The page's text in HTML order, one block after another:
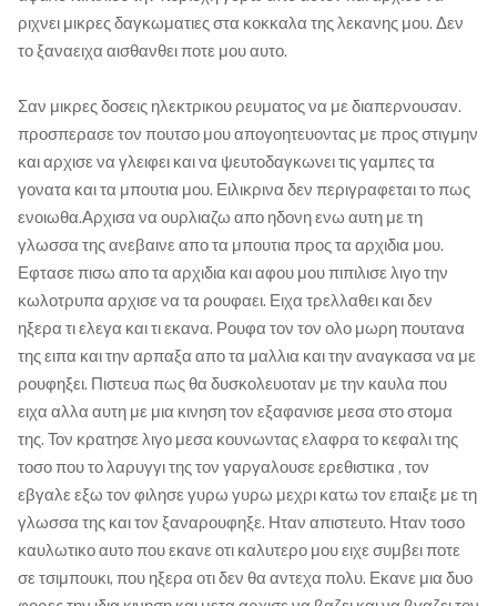
ριχνει μικρες δαγκωματιες στα κοκκαλα της λεκανης μου. Δεν
το ξαναειχα αισθανθει ποτε μου αυτο.
Σαν μικρες δοσεις ηλεκτρικου ρευματος να με διαπερνουσαν.
προσπερασε τον πουτσο μου απογοητευοντας με προς στιγμην
και αρχισε να γλειφει και να ψευτοδαγκωνει τις γαμπες τα
γονατα και τα μπουτια μου. Ειλικρινα δεν περιγραφεται το πως
ενοιωθα.Αρχισα να ουρλιαζω απο ηδονη ενω αυτη με τη
γλωσσα της ανεβαινε απο τα μπουτια προς τα αρχιδια μου.
Εφτασε πισω απο τα αρχιδια και αφου μου πιπιλισε λιγο την
κωλοτρυπα αρχισε να τα ρουφαει. Ειχα τρελλαθει και δεν
ηξερα τι ελεγα και τι εκανα. Ρουφα τον τον ολο μωρη πουτανα
της ειπα και την αρπαξα απο τα μαλλια και την αναγκασα να με
ρουφηξει. Πιστευα πως θα δυσκολευοταν με την καυλα που
ειχα αλλα αυτη με μια κινηση τον εξαφανισε μεσα στο στομα
της. Τον κρατησε λιγο μεσα κουνωντας ελαφρα το κεφαλι της
τοσο που το λαρυγγι της τον γαργαλουσε ερεθιστικα , τον
εβγαλε εξω τον φιλησε γυρω γυρω μεχρι κατω τον επαιξε με τη
γλωσσα της και τον ξαναρουφηξε. Ηταν απιστευτο. Ηταν τοσο
καυλωτικο αυτο που εκανε οτι καλυτερο μου ειχε συμβει ποτε
σε τσιμπουκι, που ηξερα οτι δεν θα αντεχα πολυ. Εκανε μια δυο